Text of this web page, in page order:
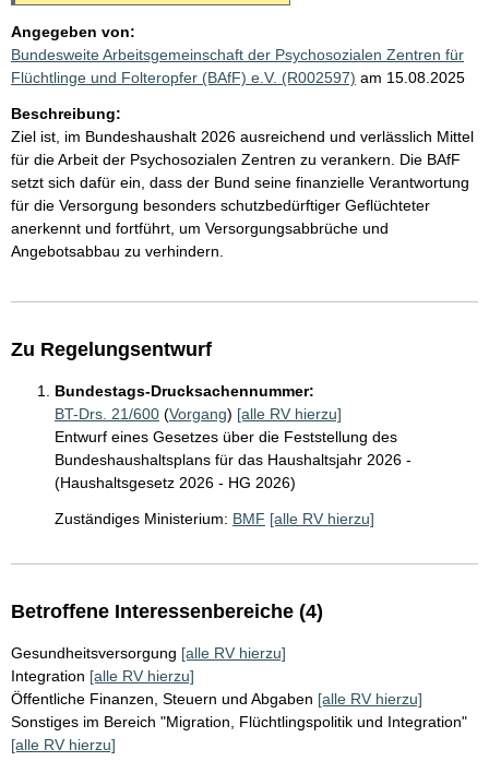
Angegeben von:
Bundesweite Arbeitsgemeinschaft der Psychosozialen Zentren für
Flüchtlinge und Folteropfer (BAfF) e.V. (R002597) am 15.08.2025
Beschreibung:
Ziel ist, im Bundeshaushalt 2026 ausreichend und verlässlich Mittel
für die Arbeit der Psychosozialen Zentren zu verankern. Die BAfF
setzt sich dafür ein, dass der Bund seine finanzielle Verantwortung
für die Versorgung besonders schutzbedürftiger Geflüchteter
anerkennt und fortführt, um Versorgungsabbrüche und
Angebotsabbau zu verhindern.
Zu Regelungsentwurf
Bundestags-Drucksachennummer:
BT-Drs. 21/600 (Vorgang) [alle RV hierzu]
Entwurf eines Gesetzes über die Feststellung des
Bundeshaushaltsplans für das Haushaltsjahr 2026 -
(Haushaltsgesetz 2026 - HG 2026)
Zuständiges Ministerium: BMF [alle RV hierzu]
Betroffene Interessenbereiche (4)
Gesundheitsversorgung [alle RV hierzu]
Integration [alle RV hierzu]
Öffentliche Finanzen, Steuern und Abgaben [alle RV hierzu]
Sonstiges im Bereich "Migration, Flüchtlingspolitik und Integration"
[alle RV hierzu]